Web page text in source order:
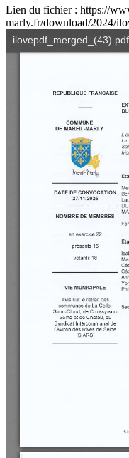
Lien du fichier : https://
marly.fr/download/2024/